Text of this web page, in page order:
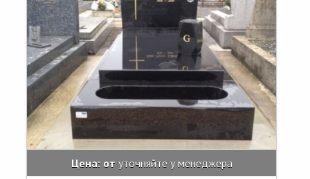
Цена: от уточняйте у менеджера